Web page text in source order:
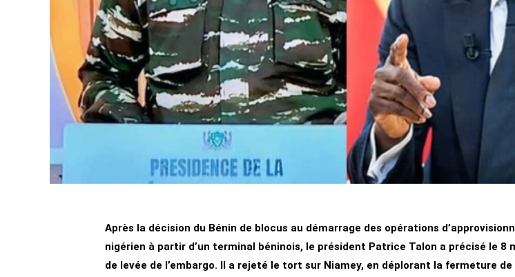
Après la décision du Bénin de blocus au démarrage des opérations
nigérien à partir d’un terminal béninois, le président Patrice Talon a précisé le 8
de levée de l’embargo. Il a rejeté le tort sur Niamey, en déplorant la fermeture